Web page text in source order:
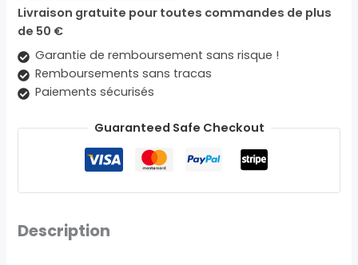
Livraison gratuite pour toutes commandes de plus
de 50 €
Garantie de remboursement sans risque !
Remboursements sans tracas
Paiements sécurisés
Guaranteed Safe Checkout
Description